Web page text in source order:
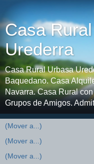
Casa
Urederra
Casa Rural Urbasa
Baquedano. Casa
Navarra. Casa Rural
Grupos de Amigos.